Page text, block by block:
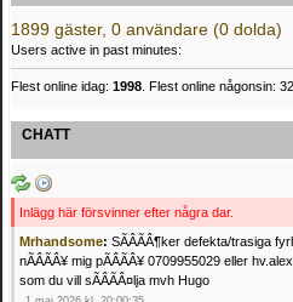
1899 gäster, 0 användare (0 dolda)
Users active in past minutes:
Flest online idag: 1998 . Flest online någonsin:
CHATT
Inlägg här försvinner efter några dar.
Mrhandsome: SÃÂÃÂ¶ker defekta/trasiga
nÃÂÃÂ¥ mig pÃÂÃÂ¥ 0709955029 eller
som du vill sÃÂÃÂ¤lja mvh Hugo